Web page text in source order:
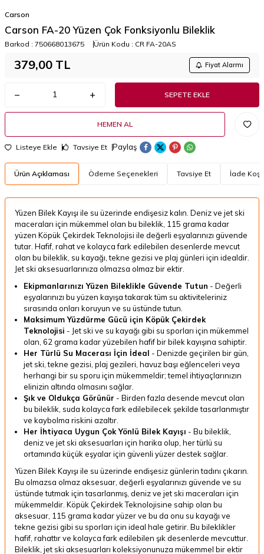
Carson
Carson FA-20 Yüzen Çok Fonksiyonlu Bileklik
Barkod : 750668013675 Ürün Kodu : CR FA-20AS
379,00 TL Fiyat Alarmı
SEPETE EKLE
HEMEN AL
Listeye Ekle Tavsiye Et Paylaş
Ürün Açıklaması Ödeme Seçenekleri Tavsiye Et İade
Yüzen Bilek Kayışı ile su üzerinde endişesiz kalın. Deniz ve jet ski
maceraları için mükemmel olan bu bileklik, 115 grama kadar
yüzen Köpük Çekirdek Teknolojisi ile değerli eşyalarınızı güvende
tutar. Hafif, rahat ve kolayca fark edilebilen desenlerde mevcut
olan bu bileklik, su kayağı, tekne gezisi ve plaj günleri için idealdir.
Jet ski aksesuarlarınıza olmazsa olmaz bir ektir.
Ekipmanlarınızı Yüzen Bileklikle Güvende Tutun - Değerli
eşyalarınızı bu yüzen kayışa takarak tüm su aktiviteleriniz
sırasında onları koruyun ve su üstünde tutun.
Maksimum Yüzdürme Gücü için Köpük Çekirdek
Teknolojisi - Jet ski ve su kayağı gibi su sporları için mükemmel
olan, 62 grama kadar yüzebilen hafif bir bilek kayışına sahiptir.
Her Türlü Su Macerası İçin İdeal - Denizde geçirilen bir gün,
jet ski, tekne gezisi, plaj gezileri, havuz başı eğlenceleri veya
herhangi bir su sporu için mükemmeldir; temel ihtiyaçlarınızın
elinizin altında olmasını sağlar.
Şık ve Oldukça Görünür - Birden fazla desende mevcut olan
bu bileklik, suda kolayca fark edilebilecek şekilde tasarlanmıştır
ve kaybolma riskini azaltır.
Her İhtiyaca Uygun Çok Yönlü Bilek Kayışı - Bu bileklik,
deniz ve jet ski aksesuarları için harika olup, her türlü su
ortamında küçük eşyalar için güvenli yüzer destek sağlar.
Yüzen Bilek Kayışı ile su üzerinde endişesiz günlerin tadını çıkarın.
Bu olmazsa olmaz aksesuar, değerli eşyalarınızı güvende ve su
üstünde tutmak için tasarlanmış, deniz ve jet ski maceraları için
mükemmeldir. Köpük Çekirdek Teknolojisine sahip olan bu
aksesuar, 115 grama kadar yüzer ve bu da onu su kayağı ve
tekne gezisi gibi su sporları için ideal hale getirir. Bu bileklikler
hafif, rahattır ve kolayca fark edilebilen şık desenlerde mevcuttur.
Bileklik, jet ski aksesuarları koleksiyonunuza mükemmel bir ektir